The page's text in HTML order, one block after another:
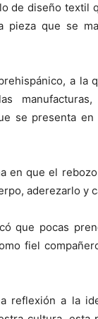
de diseño textil
pieza que se
a la
se presenta
en que el
aderezarlo y
que pocas
fiel
reflexión a la